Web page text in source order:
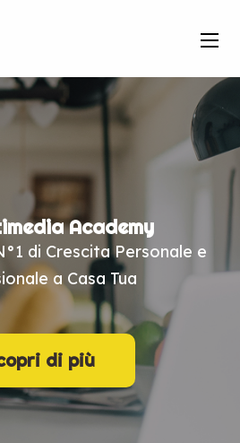
Academy
di Crescita Personale e
a Casa Tua
di più